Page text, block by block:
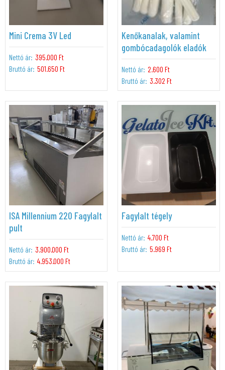
Mini Crema 3V Led
Nettó ár: 395.000 Ft
Bruttó ár: 501.650 Ft
Kenőkanalak, valamint
gombócadagolók eladók
Nettó ár: 2.600 Ft
Bruttó ár: 3.302 Ft
ISA Millennium 220 Fagylalt
pult
Nettó ár: 3.900.000 Ft
Bruttó ár: 4.953.000 Ft
Fagylalt tégely
Nettó ár: 4.700 Ft
Bruttó ár: 5.969 Ft